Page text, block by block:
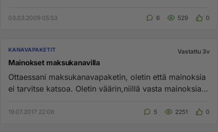
03.03.2009 05:53 6 529 0
KANAVAPAKETIT Vastattu 3v
Mainokset maksukanavilla
Ottaessani maksukanavapaketin, oletin että mainoksia
ei tarvitse katsoa. Oletin väärin,niillä vasta mainoksia
19.07.2017 22:08 5 2251 0